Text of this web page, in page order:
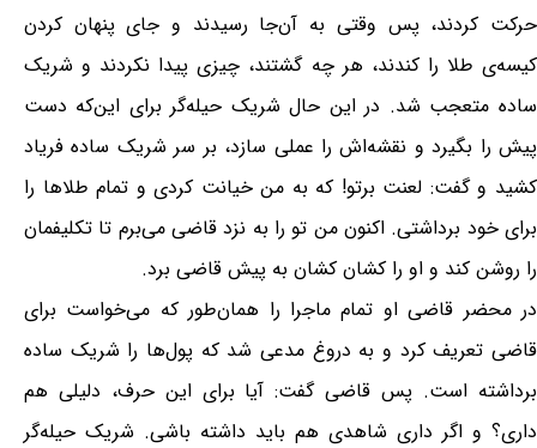
حرکت کردند، پس وقتی به آن‌جا رسیدند و جای پنهان کردن
کیسه‌ی طلا را کندند، هر چه گشتند، چیزی پیدا نکردند و شریک
ساده متعجب شد. در این حال شریک حیله‌گر برای این‌که دست
پیش را بگیرد و نقشه‌اش را عملی سازد، بر سر شریک ساده فریاد
کشید و گفت: لعنت برتو! که به من خیانت کردی و تمام طلاها را
برای خود برداشتی. اکنون من تو را به نزد قاضی می‌برم تا تکلیفمان
را روشن کند و او را کشان کشان به پیش قاضی برد.
در محضر قاضی او تمام ماجرا را همان‌طور که می‌خواست برای
قاضی تعریف کرد و به دروغ مدعی شد که پول‌ها را شریک ساده
برداشته است. پس قاضی گفت: آیا برای این حرف، دلیلی هم
داری؟ و اگر داری شاهدی هم باید داشته باشی. شریک حیله‌گر